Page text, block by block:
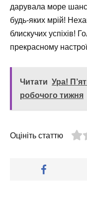
дарувала море
будь-яких мрій!
блискучих успіхів!
прекрасному
Читати Ура!
робочого тижня
Оцініть статтю